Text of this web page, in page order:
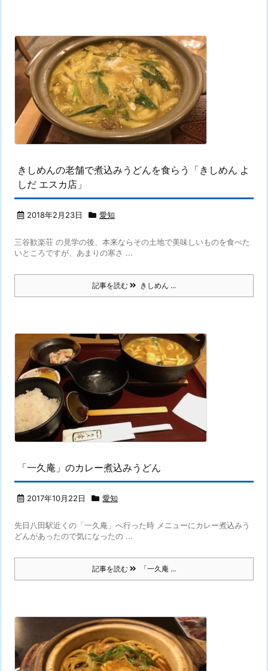
きしめんの老舗で煮込みうどんを食らう「きしめん よ
しだ エスカ店」
2018年2月23日 愛知
三谷歓楽荘 の見学の後、本来ならその土地で美味しいものを食べた
いところですが、あまりの寒さ ...
記事を読む きしめん ...
「一久庵」のカレー煮込みうどん
2017年10月22日 愛知
先日八田駅近くの「一久庵」へ行った時 メニューにカレー煮込みう
どんがあったので気になったの ...
記事を読む 「一久庵 ...